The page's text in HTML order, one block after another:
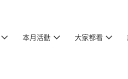
本月活動 大家都看